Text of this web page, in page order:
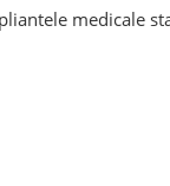
medicale